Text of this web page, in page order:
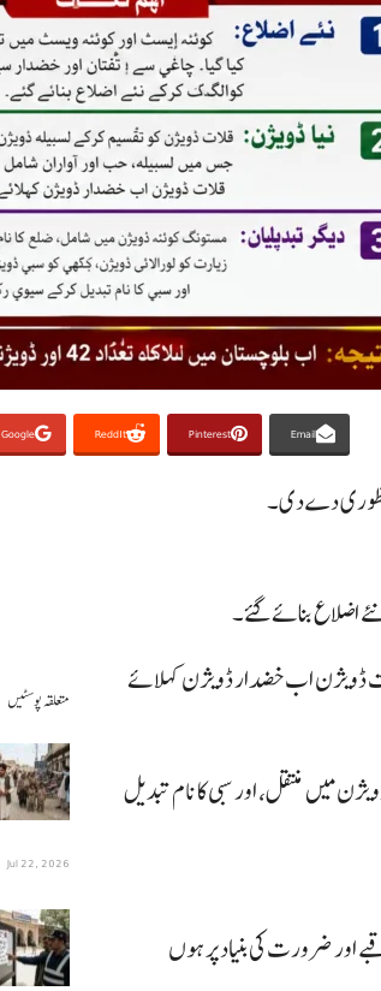
Google+ ReddIt Pinterest Email
منظوری دے دی۔
متعلقہ پوسٹیں
Jul 22, 2026
ڈویژن اب خضدار ڈویژن کہلائے
میں منتقل، اور سبی کا نام تبدیل
اور ضرورت کی بنیاد پر ہوں